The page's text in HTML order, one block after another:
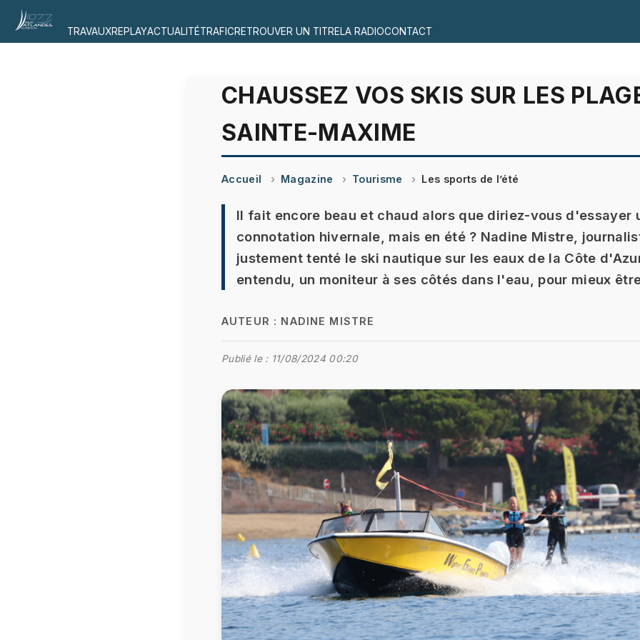
TRAVAUXREPLAYACTUALITÉTRAFICRETROUVER UN TITRELA RADIOCONTACT
CHAUSSEZ VOS SKIS SUR LES
SAINTE-MAXIME
Accueil Magazine Tourisme Les sports de l’été
Il fait encore beau et chaud alors que diriez-vous d'essayer
connotation hivernale, mais en été ? Nadine Mistre,
justement tenté le ski nautique sur les eaux de la Côte
entendu, un moniteur à ses côtés dans l'eau, pour mieux
AUTEUR : NADINE MISTRE
Publié le : 11/08/2024 00:20